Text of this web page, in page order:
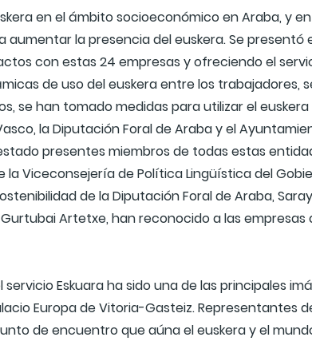
en el ámbito socioeconómico en Araba, y
la presencia del euskera. Se presentó
con estas 24 empresas y ofreciendo el
de uso del euskera entre los trabajadores,
se han tomado medidas para utilizar el
la Diputación Foral de Araba y el
presentes miembros de todas estas
Viceconsejería de Política Lingüística del
de la Diputación Foral de Araba,
Artetxe, han reconocido a las
Eskuara ha sido una de las principales
Europa de Vitoria-Gasteiz. Representantes
de encuentro que aúna el euskera y el